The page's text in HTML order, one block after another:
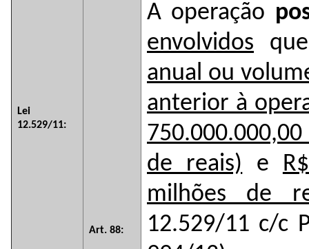
Lei
12.529/11:
Art. 88:
A operação
envolvidos
anual ou
anterior à
de reais) e
milhões de
12.529/11 c/c